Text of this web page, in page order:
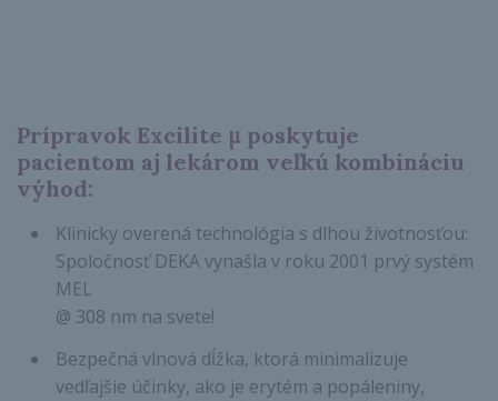
Prípravok Excilite μ poskytuje
pacientom aj lekárom veľkú kombináciu
výhod:
Klinicky overená technológia s dlhou životnosťou:
Spoločnosť DEKA vynašla v roku 2001 prvý systém
MEL
@ 308 nm na svete!
Bezpečná vlnová dĺžka, ktorá minimalizuje
vedľajšie účinky, ako je erytém a popáleniny,